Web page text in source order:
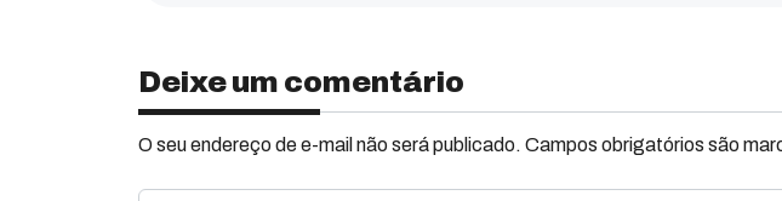
Deixe um comentário
O seu endereço de e-mail não será publicado. Campos obrigatórios são